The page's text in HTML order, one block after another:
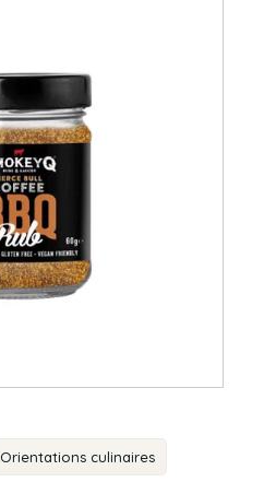
Orientations culinaires